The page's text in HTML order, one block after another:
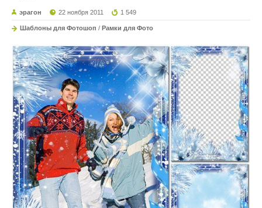
эрагон 22 ноября 2011 1 549
Шаблоны для Фотошоп / Рамки для Фото